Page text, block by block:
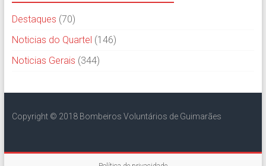
Destaques (70)
Noticias do Quartel (146)
Noticias Gerais (344)
Copyright © 2018 Bombeiros Voluntários de Guimarães